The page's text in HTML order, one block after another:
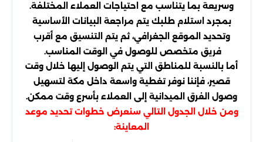
وسريعة بما يتناسب مع احتياجات العملاء المختلفة.
بمجرد استلام طلبك يتم مراجعة البيانات الأساسية
وتحديد الموقع الجغرافي، ثم يتم التنسيق مع أقرب
فريق متخصص للوصول في الوقت المناسب.
أما بالنسبة للمناطق التي يتم الوصول إليها خلال وقت
قصير، فإننا نوفر تغطية واسعة داخل مكة لتسهيل
وصول الفرق الميدانية إلى العملاء بأسرع وقت ممكن.
ومن خلال الجدول التالي سنعرض خطوات تحديد موعد
المعاينة: